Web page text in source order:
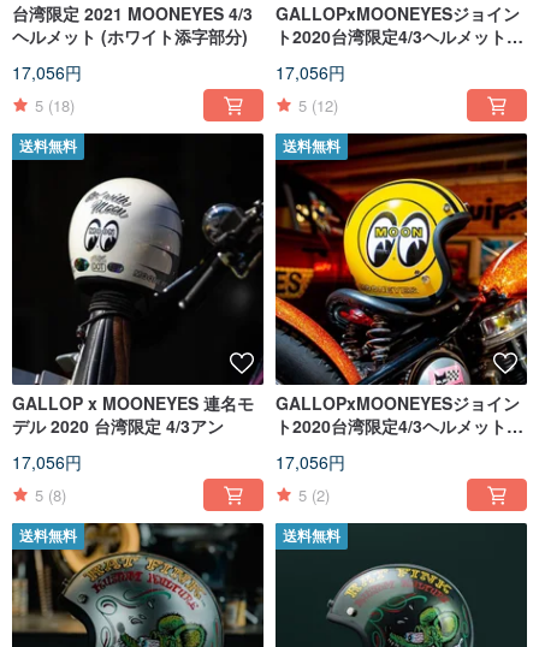
台湾限定 2021 MOONEYES 4/3
ヘルメット (ホワイト添字部分)
17,056円
5 (18)
GALLOPxMOONEYESジョイン
ト2020台湾限定4/3ヘルメットブ
17,056円
5 (12)
送料無料
GALLOP x MOONEYES 連名モ
デル 2020 台湾限定 4/3アン
17,056円
5 (8)
送料無料
GALLOPxMOONEYESジョイン
ト2020台湾限定4/3ヘルメットイ
17,056円
5 (2)
送料無料 送料無料